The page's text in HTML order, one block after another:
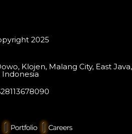
2025
Klojen, Malang City, East Java,
Indonesia